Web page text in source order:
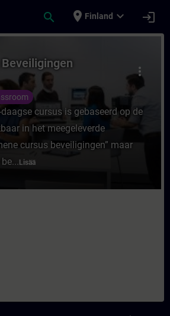
search place Finland expand_more login
Beveiligingen
more_vert
cursus is gebaseerd op de
in het meegeleverde
cursus beveiligingen” maar
Lisää